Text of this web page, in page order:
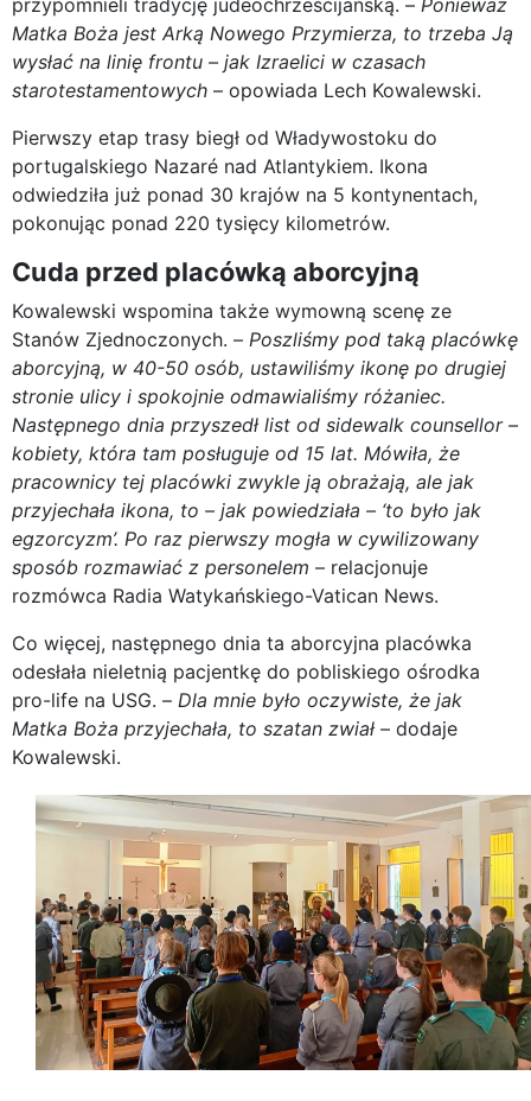
Matka Boża jest Arką Nowego Przymierza, to trzeba Ją
wysłać na linię frontu – jak Izraelici w czasach
starotestamentowych – opowiada Lech Kowalewski.
Pierwszy etap trasy biegł od Władywostoku do
portugalskiego Nazaré nad Atlantykiem. Ikona
odwiedziła już ponad 30 krajów na 5 kontynentach,
pokonując ponad 220 tysięcy kilometrów.
Cuda przed placówką aborcyjną
Kowalewski wspomina także wymowną scenę ze
Stanów Zjednoczonych. – Poszliśmy pod taką placówkę
aborcyjną, w 40-50 osób, ustawiliśmy ikonę po drugiej
stronie ulicy i spokojnie odmawialiśmy różaniec.
Następnego dnia przyszedł list od sidewalk counsellor –
kobiety, która tam posługuje od 15 lat. Mówiła, że
pracownicy tej placówki zwykle ją obrażają, ale jak
przyjechała ikona, to – jak powiedziała – ‘to było jak
egzorcyzm’. Po raz pierwszy mogła w cywilizowany
sposób rozmawiać z personelem – relacjonuje
rozmówca Radia Watykańskiego-Vatican News.
Co więcej, następnego dnia ta aborcyjna placówka
odesłała nieletnią pacjentkę do pobliskiego ośrodka
pro-life na USG. – Dla mnie było oczywiste, że jak
Matka Boża przyjechała, to szatan zwiał– dodaje
Kowalewski.